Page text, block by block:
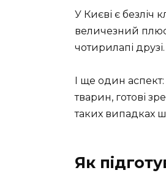
У Києві є безліч
величезний
чотирилапі
І ще один
тварин, готові
таких випадках
Як